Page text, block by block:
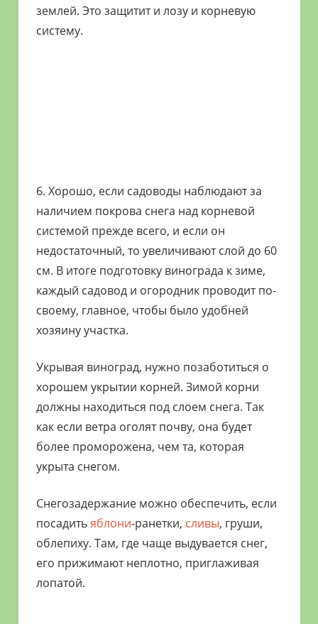
землей. Это защитит и лозу и корневую
систему.
6. Хорошо, если садоводы наблюдают за
наличием покрова снега над корневой
системой прежде всего, и если он
недостаточный, то увеличивают слой до 60
см. В итоге подготовку винограда к зиме,
каждый садовод и огородник проводит по-
своему, главное, чтобы было удобней
хозяину участка.
Укрывая виноград, нужно позаботиться о
хорошем укрытии корней. Зимой корни
должны находиться под слоем снега. Так
как если ветра оголят почву, она будет
более проморожена, чем та, которая
укрыта снегом.
Снегозадержание можно обеспечить, если
посадитьяблони-ранетки, сливы, груши,
облепиху. Там, где чаще выдувается снег,
его прижимают неплотно, приглаживая
лопатой.